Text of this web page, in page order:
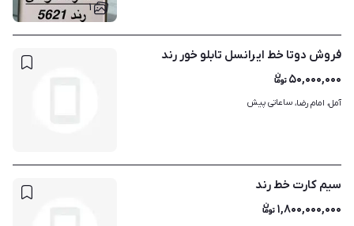
۱
فروش دوتا خط ایرانسل تابلو خور رند
۵۰,۰۰۰,۰۰۰
آمل، امام رضا، ساعاتی پیش
سیم کارت خط رند
۱,۸۰۰,۰۰۰,۰۰۰